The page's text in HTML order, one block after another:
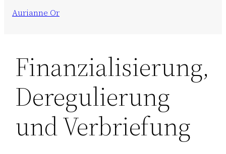
Aurianne Or
Finanzialisierung,
Deregulierung
und Verbriefung